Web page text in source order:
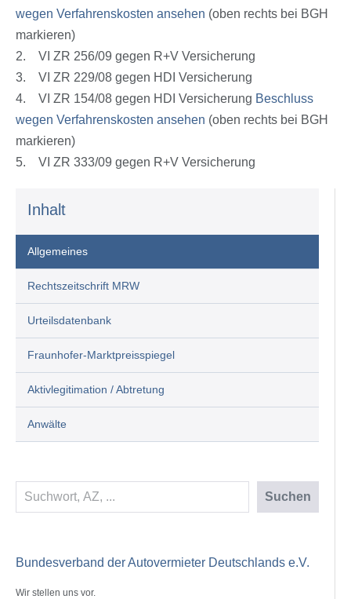
Inhalt
Allgemeines
Rechtszeitschrift MRW
Urteilsdatenbank
Fraunhofer-Marktpreisspiegel
Aktivlegitimation / Abtretung
Anwälte
Suchen Suchen
Bundesverband der Autovermieter Deutschlands e.V.
Wir stellen uns vor.
wegen Verfahrenskosten ansehen (oben rechts bei BGH
markieren)
2. VI ZR 256/09 gegen R+V Versicherung
3. VI ZR 229/08 gegen HDI Versicherung
4. VI ZR 154/08 gegen HDI Versicherung Beschluss
wegen Verfahrenskosten ansehen (oben rechts bei BGH
markieren)
5. VI ZR 333/09 gegen R+V Versicherung